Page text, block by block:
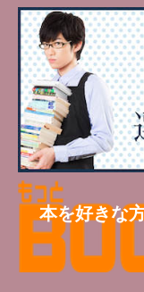
本を好きな